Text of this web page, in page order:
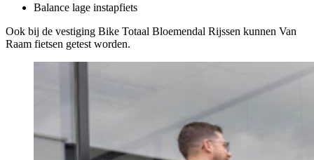
Balance lage instapfiets
Ook bij de vestiging Bike Totaal Bloemendal Rijssen kunnen Van
Raam fietsen getest worden.